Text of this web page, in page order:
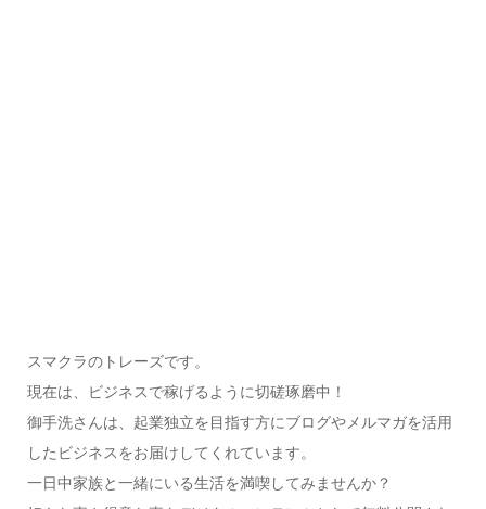
スマクラのトレーズです。
現在は、ビジネスで稼げるように切磋琢磨中！
御手洗さんは、起業独立を目指す方にブログやメルマガを活用
したビジネスをお届けしてくれています。
一日中家族と一緒にいる生活を満喫してみませんか？